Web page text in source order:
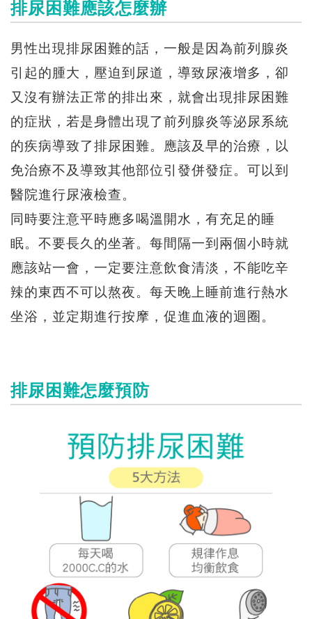
排尿困難應該怎麼辦
男性出現排尿困難的話，一般是因為前列腺炎
引起的腫大，壓迫到尿道，導致尿液增多，卻
又沒有辦法正常的排出來，就會出現排尿困難
的症狀，若是身體出現了前列腺炎等泌尿系統
的疾病導致了排尿困難。應該及早的治療，以
免治療不及導致其他部位引發併發症。可以到
醫院進行尿液檢查。
同時要注意平時應多喝溫開水，有充足的睡
眠。不要長久的坐著。每間隔一到兩個小時就
應該站一會，一定要注意飲食清淡，不能吃辛
辣的東西不可以熬夜。每天晚上睡前進行熱水
坐浴，並定期進行按摩，促進血液的迴圈。
排尿困難怎麼預防